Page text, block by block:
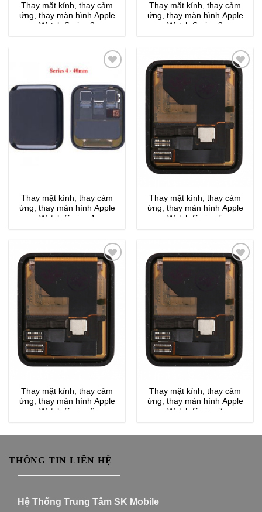
Thay mặt kính, thay cảm
ứng, thay màn hình Apple
Watch Series 2
Thay mặt kính, thay cảm
ứng, thay màn hình Apple
Watch Series 3
Thay mặt kính, thay cảm
ứng, thay màn hình Apple
Watch Series 4
Thay mặt kính, thay cảm
ứng, thay màn hình Apple
Watch Series 5
Thay mặt kính, thay cảm
ứng, thay màn hình Apple
Watch Series 6
Thay mặt kính, thay cảm
ứng, thay màn hình Apple
Watch Series 7
THÔNG TIN LIÊN HỆ
———————————
Hệ Thống Trung Tâm SK Mobile